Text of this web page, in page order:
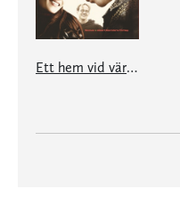
Ett hem vid världens ände